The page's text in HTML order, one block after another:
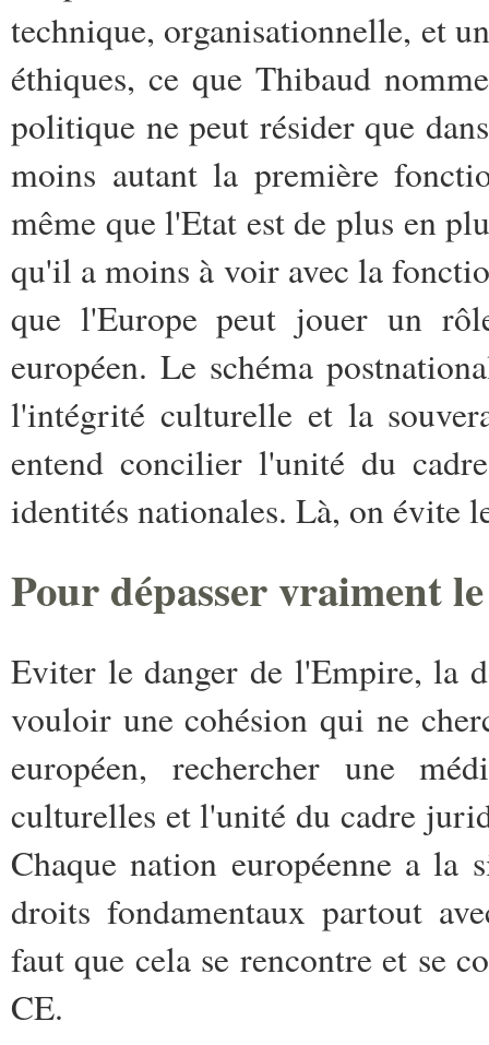
technique, organisationnelle, et
éthiques, ce que Thibaud
politique ne peut résider que
moins autant la première
même que l'Etat est de plus en
qu'il a moins à voir avec la
que l'Europe peut jouer un
européen. Le schéma
l'intégrité culturelle et la
entend concilier l'unité du
identités nationales. Là, on évite
Pour dépasser vraiment
Eviter le danger de l'Empire, la
vouloir une cohésion qui ne
européen, rechercher une
culturelles et l'unité du cadre
Chaque nation européenne a la
droits fondamentaux partout
faut que cela se rencontre et se
CE.